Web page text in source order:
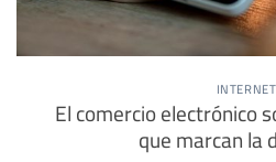
INTERNET
El comercio electrónico
que marcan la